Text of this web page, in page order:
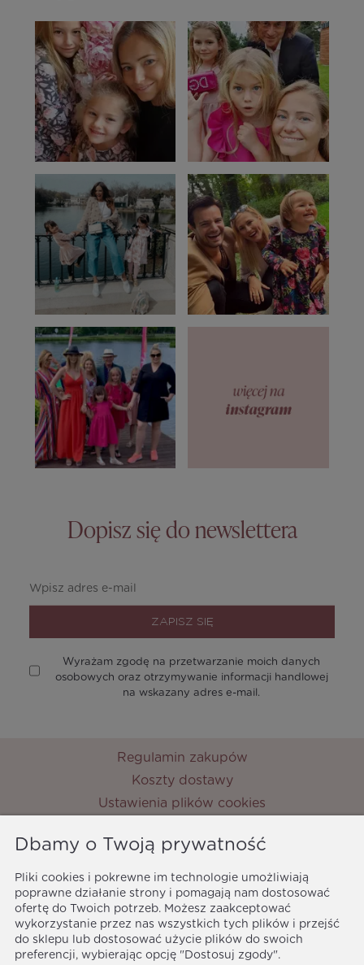
Dopisz się do newslettera
ZAPISZ SIĘ
Wyrażam zgodę na przetwarzanie moich danych
osobowych oraz otrzymywanie informacji handlowej
na wskazany adres e-mail.
Regulamin zakupów
Koszty dostawy
Ustawienia plików cookies
Metody płatności
Ochrona danych osobowych
Polityka prywatności
MyPrincess
ul. Nocznickiego 33
01-918 Warszawa
Dbamy o Twoją prywatność
Pliki cookies i pokrewne im technologie umożliwiają
poprawne działanie strony i pomagają nam dostosować
ofertę do Twoich potrzeb. Możesz zaakceptować
wykorzystanie przez nas wszystkich tych plików i przejść
do sklepu lub dostosować użycie plików do swoich
preferencji, wybierając opcję "Dostosuj zgody".